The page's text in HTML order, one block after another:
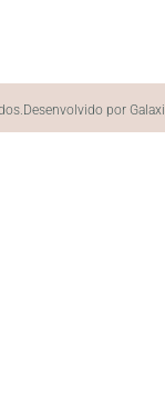
Desenvolvido por